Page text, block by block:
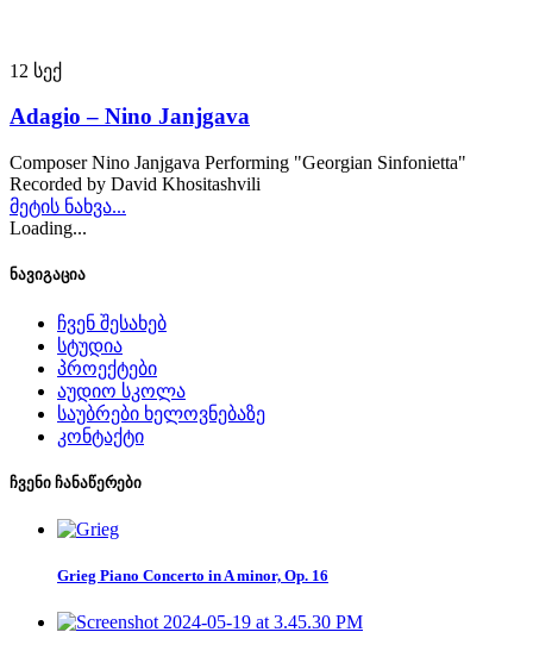
12 სექ
Adagio – Nino Janjgava
Composer Nino Janjgava Performing "Georgian Sinfonietta"
Recorded by David Khositashvili
მეტის ნახვა...
Loading...
ნავიგაცია
ჩვენ შესახებ
სტუდია
პროექტები
აუდიო სკოლა
საუბრები ხელოვნებაზე
კონტაქტი
ჩვენი ჩანაწერები
Grieg Piano Concerto in A minor, Op. 16